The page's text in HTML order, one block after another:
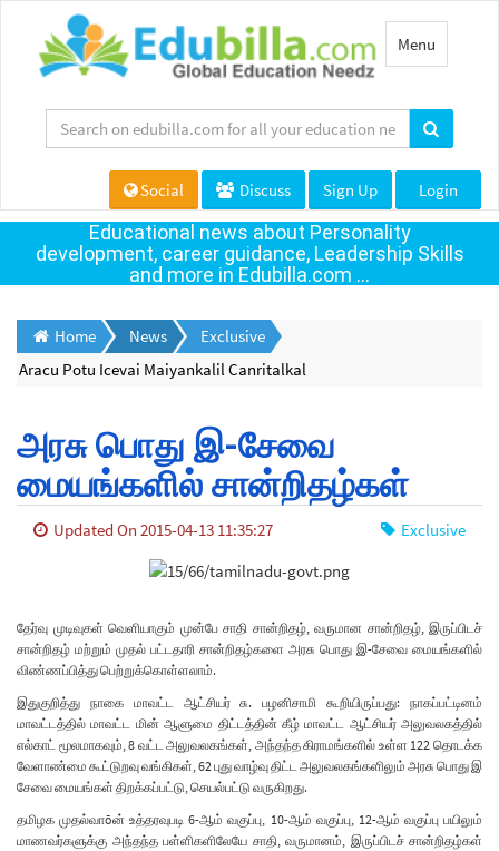
Toggle
navigation
Menu
Social Discuss Sign Up Login
Educational news about Personality
development, career guidance, Leadership Skills
and more in Edubilla.com ...
Home News
Exclusive
Aracu Potu Icevai Maiyankalil Canritalkal
அரசு பொது இ-சேவை
மையங்களில் சான்றிதழ்கள்
Updated On 2015-04-13 11:35:27 Exclusive
தேர்வு முடிவுகள் வெளியாகும் முன்பே சாதி சான்றிதழ், வருமான சான்றிதழ், இருப்பிடச்
சான்றிதழ் மற்றும் முதல் பட்டதாரி சான்றிதழ்களை அரசு பொது இ-சேவை மையங்களில்
விண்ணப்பித்து பெற்றுக்கொள்ளலாம்.
இதுகுறித்து நாகை மாவட்ட ஆட்சியர் சு. பழனிசாமி கூறியிருப்பது: நாகப்பட்டினம்
மாவட்டத்தில் மாவட்ட மின் ஆளுமை திட்டத்தின் கீழ் மாவட்ட ஆட்சியர் அலுவலகத்தில்
எல்காட் மூலமாகவும், 8 வட்ட அலுவலகங்கள், அந்தந்த கிராமங்களில் உள்ள 122தொடக்க
வேளாண்மை கூட்டுறவு வங்கிகள், 62புது வாழ்வு திட்ட அலுவலகங்களிலும் அரசு பொது இ
சேவை மையங்கள் திறக்கப்பட்டு,செயல்பட்டு வருகிறது.
தமிழக முதல்வாõன் உத்தரவுபடி6-ஆம் வகுப்பு, 10-ஆம் வகுப்பு, 12-ஆம் வகுப்பு பயிலும்
மாணவர்களுக்கு அந்தந்த பள்ளிகளிலேயே சாதி, வருமானம், இருப்பிடச் சான்றிதழ்கள்